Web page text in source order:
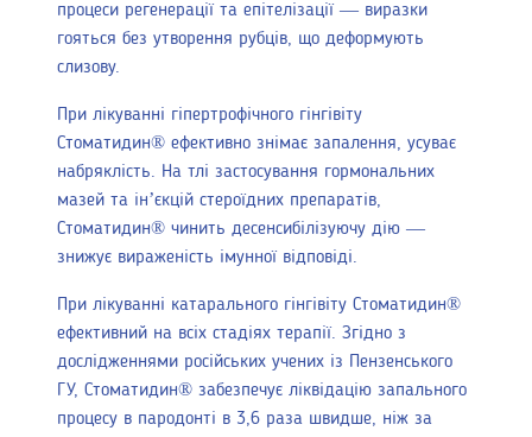
процеси регенерації та епітелізації — виразки
гояться без утворення рубців, що деформують
слизову.
При лікуванні гіпертрофічного гінгівіту
Стоматидин® ефективно знімає запалення, усуває
набряклість. На тлі застосування гормональних
мазей та ін’єкцій стероїдних препаратів,
Стоматидин® чинить десенсибілізуючу дію —
знижує вираженість імунної відповіді.
При лікуванні катарального гінгівіту Стоматидин®
ефективний на всіх стадіях терапії. Згідно з
дослідженнями російських учених із Пензенського
ГУ, Стоматидин® забезпечує ліквідацію запального
процесу в пародонті в 3,6 раза швидше, ніж за